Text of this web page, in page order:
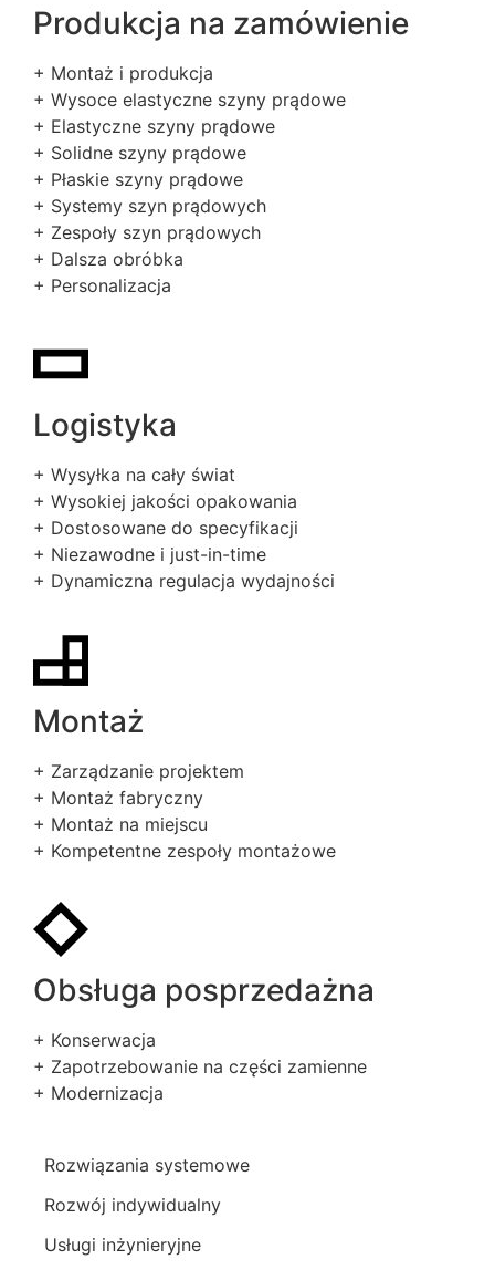
Produkcja na zamówienie
+ Montaż i produkcja
+ Wysoce elastyczne szyny prądowe
+ Elastyczne szyny prądowe
+ Solidne szyny prądowe
+ Płaskie szyny prądowe
+ Systemy szyn prądowych
+ Zespoły szyn prądowych
+ Dalsza obróbka
+ Personalizacja
Logistyka
+ Wysyłka na cały świat
+ Wysokiej jakości opakowania
+ Dostosowane do specyfikacji
+ Niezawodne i just-in-time
+ Dynamiczna regulacja wydajności
Montaż
+ Zarządzanie projektem
+ Montaż fabryczny
+ Montaż na miejscu
+ Kompetentne zespoły montażowe
Obsługa posprzedażna
+ Konserwacja
+ Zapotrzebowanie na części zamienne
+ Modernizacja
Rozwiązania systemowe
Rozwój indywidualny
Usługi inżynieryjne